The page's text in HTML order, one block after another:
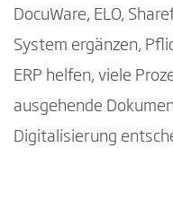
DocuWare, ELO,
System ergänzen,
ERP helfen, viele
ausgehende
Digitalisierung